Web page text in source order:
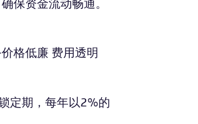
保资金流动畅通。
格低廉 费用透明
定期，每年以2%的